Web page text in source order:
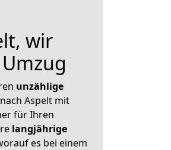
wir
unzählige
Aspelt mit
für Ihren
langjährige
es bei einem